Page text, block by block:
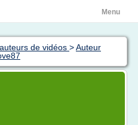
Menu
de vidéos >Auteur